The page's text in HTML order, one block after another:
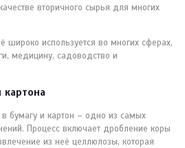
вторичного сырья для многих
широко используется во многих сферах,
медицину, садоводство и
картона
бумагу и картон – одно из самых
Процесс включает дробление коры
из неё целлюлозы, которая